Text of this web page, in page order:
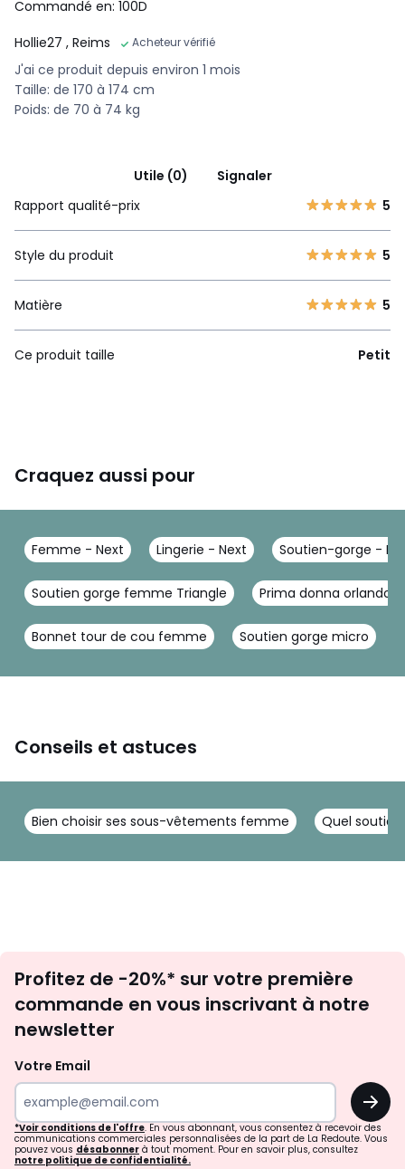
Commandé en: 100D
Hollie27 , Reims Acheteur vérifié
J'ai ce produit depuis environ 1 mois
Taille: de 170 à 174 cm
Poids: de 70 à 74 kg
Utile (0)
Signaler
Rapport qualité-prix
5
Style du produit 5
Matière 5
Ce produit taille Petit
Craquez aussi pour
Femme - Next Lingerie - Next Soutien-gorge -
Soutien gorge femme Triangle Prima donna orlando
Bonnet tour de cou femme Soutien gorge micro
Conseils et astuces
Bien choisir ses sous-vêtements femme Quel
newsletter
Profitez de -20%* sur votre première
commande en vous inscrivant à notre
newsletter
Votre Email
OK
*Voir conditions de l'offre. En vous abonnant, vous consentez à recevoir des
communications commerciales personnalisées de la part de La Redoute. Vous
pouvez vous désabonner à tout moment. Pour en savoir plus, consultez
notre politique de confidentialité.